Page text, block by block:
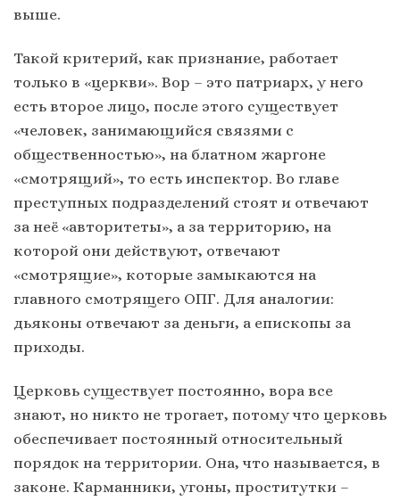
выше.
Такой критерий, как признание, работает
только в «церкви». Вор – это патриарх, у него
есть второе лицо, после этого существует
«человек, занимающийся связями с
общественностью», на блатном жаргоне
«смотрящий», то есть инспектор. Во главе
преступных подразделений стоят и отвечают
за неё «авторитеты», а за территорию, на
которой они действуют, отвечают
«смотрящие», которые замыкаются на
главного смотрящего ОПГ. Для аналогии:
дьяконы отвечают за деньги, а епископы за
приходы.
Церковь существует постоянно, вора все
знают, но никто не трогает, потому что церковь
обеспечивает постоянный относительный
порядок на территории. Она, что называется, в
законе. Карманники, угоны, проститутки –